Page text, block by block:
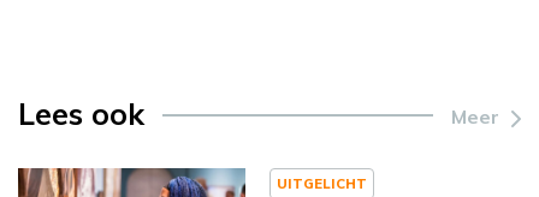
Lees ook Meer
UITGELICHT